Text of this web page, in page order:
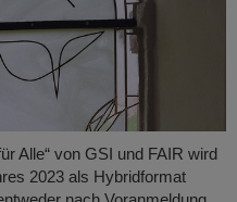
Alle“ von GSI und FAIR wird
2023 als Hybridformat